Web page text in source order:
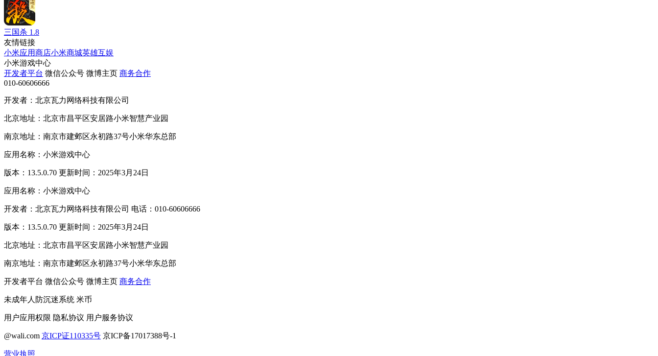
三国杀 1.8
友情链接
小米应用商店小米商城英雄互娱
小米游戏中心
开发者平台 微信公众号 微博主页 商务合作
010-60606666
开发者：北京瓦力网络科技有限公司
北京地址：北京市昌平区安居路小米智慧产业园
南京地址：南京市建邺区永初路37号小米华东总部
应用名称：小米游戏中心
版本：13.5.0.70 更新时间：2025年3月24日
应用名称：小米游戏中心
开发者：北京瓦力网络科技有限公司 电话：010-60606666
版本：13.5.0.70 更新时间：2025年3月24日
北京地址：北京市昌平区安居路小米智慧产业园
南京地址：南京市建邺区永初路37号小米华东总部
开发者平台 微信公众号 微博主页 商务合作
未成年人防沉迷系统 米币
用户应用权限 隐私协议 用户服务协议
@wali.com 京ICP证110335号 京ICP备17017388号-1
营业执照